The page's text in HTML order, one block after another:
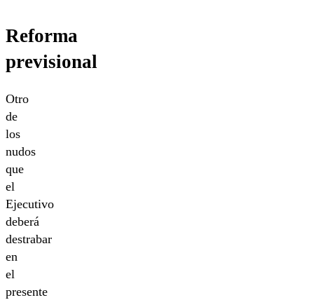
Reforma
previsional
Otro
de
los
nudos
que
el
Ejecutivo
deberá
destrabar
en
el
presente